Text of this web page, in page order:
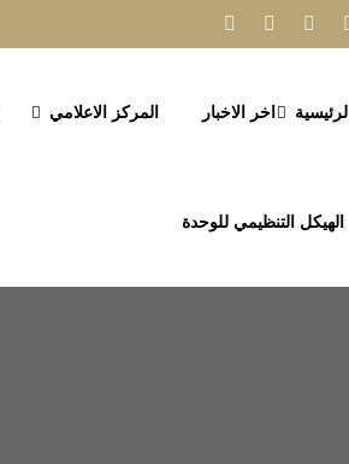
الرئيسية اخر الاخبار المركز الاعلامي
الهيكل التنظيمي للوحدة